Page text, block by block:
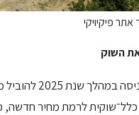
פיקיויקי
השוק
היה בין
כלל־שוקית לרמת מחיר